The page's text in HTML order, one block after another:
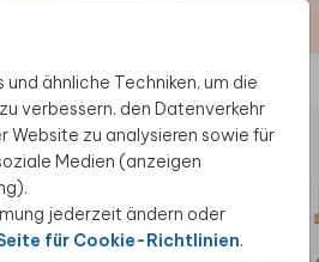
ähnliche Techniken, um die
verbessern, den Datenverkehr
Website zu analysieren sowie für
Medien (anzeigen
jederzeit ändern oder
für Cookie-Richtlinien.
dir auch gefallen